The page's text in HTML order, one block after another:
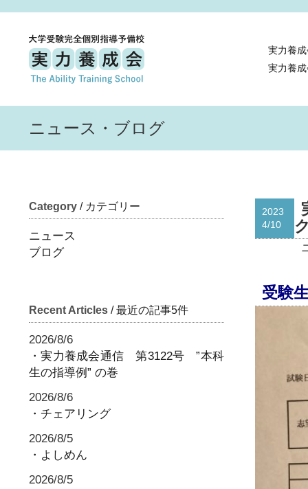
実力養
実力養
ニュース・ブログ
Category / カテゴリー
ニュース
ブログ
Recent Articles / 最近の記事5件
2026/8/6
・実力養成会通信 第3122号 ”本科
生の指導例” の巻
2026/8/6
・チェアリング
2026/8/5
・よしめん
2026/8/5
2023
4/10
受験